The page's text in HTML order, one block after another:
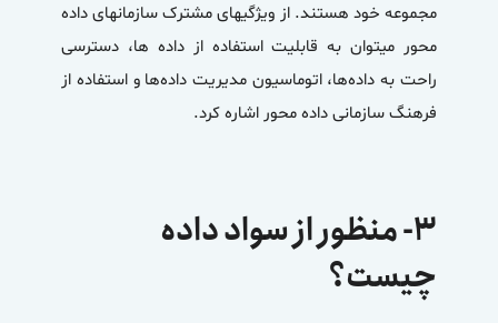
مجموعه خود هستند. از ویژگیهای مشترک سازمانهای داده
محور میتوان به قابلیت استفاده از داده ها، دسترسی
راحت به داده‌ها، اتوماسیون مدیریت داده‌ها و استفاده از
فرهنگ سازمانی داده محور اشاره کرد.
۳- منظور از سواد داده
چیست؟